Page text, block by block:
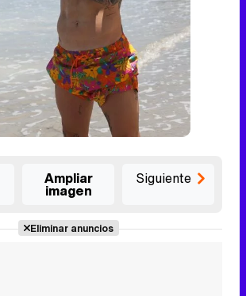
Ampliar
imagen
Siguiente
Eliminar anuncios